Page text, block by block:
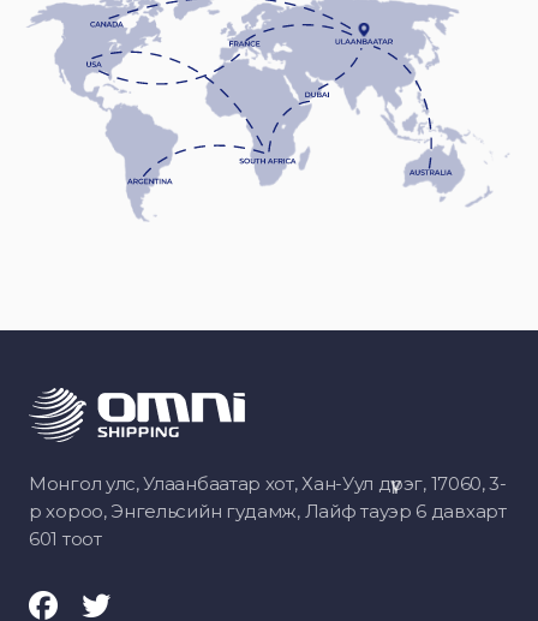
Монгол улс, Улаанбаатар хот, Хан-Уул дүүрэг, 17060, 3-
р хороо, Энгельсийн гудамж, Лайф тауэр 6 давхарт
601 тоот